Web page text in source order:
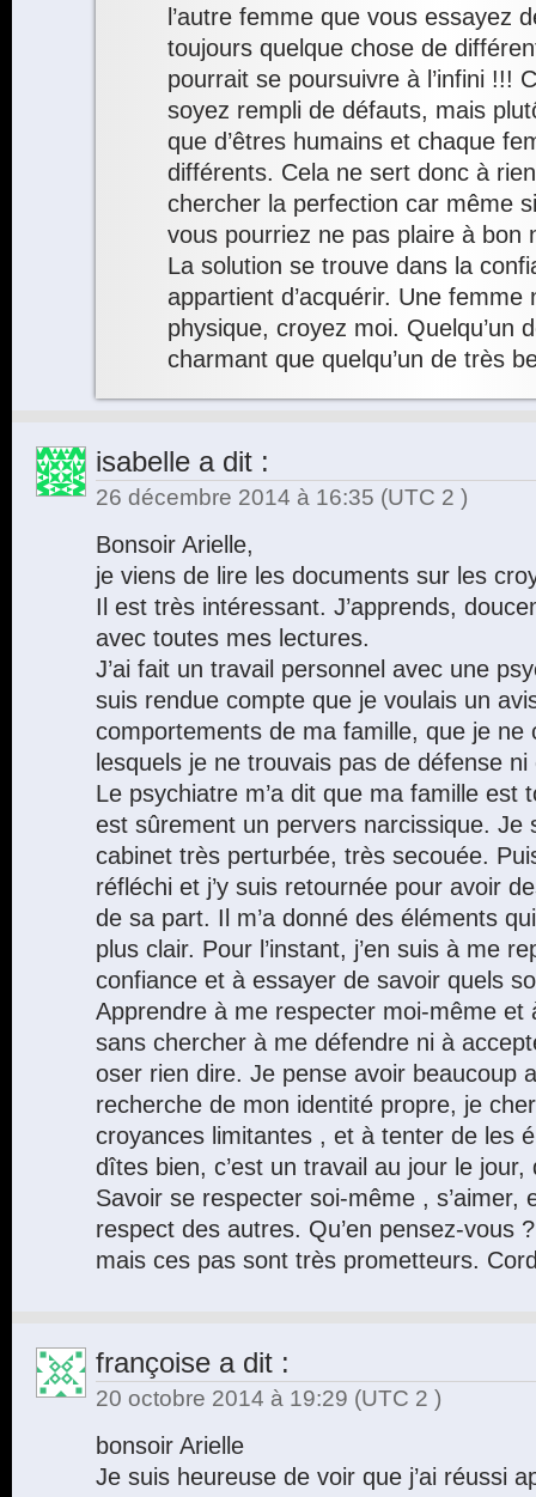
l’autre femme que vous essayez
toujours quelque chose de
pourrait se poursuivre à l’infini !!!
soyez rempli de défauts, mais
que d’êtres humains et chaque
différents. Cela ne sert donc à
chercher la perfection car même
vous pourriez ne pas plaire à bon
La solution se trouve dans la
appartient d’acquérir. Une
physique, croyez moi. Quelqu’un
charmant que quelqu’un de très
isabelle a dit :
26 décembre 2014 à 16:35 (UTC 2 )
Bonsoir Arielle,
je viens de lire les documents sur les
Il est très intéressant. J’apprends,
avec toutes mes lectures.
J’ai fait un travail personnel avec une
suis rendue compte que je voulais un
comportements de ma famille, que je ne
lesquels je ne trouvais pas de défense
Le psychiatre m’a dit que ma famille est
est sûrement un pervers narcissique. Je
cabinet très perturbée, très secouée.
réfléchi et j’y suis retournée pour avoir
de sa part. Il m’a donné des éléments
plus clair. Pour l’instant, j’en suis à me
confiance et à essayer de savoir quels
Apprendre à me respecter moi-même et
sans chercher à me défendre ni à
oser rien dire. Je pense avoir beaucoup
recherche de mon identité propre, je
croyances limitantes , et à tenter de les
dîtes bien, c’est un travail au jour le jour,
Savoir se respecter soi-même , s’aimer,
respect des autres. Qu’en pensez-vous
mais ces pas sont très prometteurs.
françoise a dit :
20 octobre 2014 à 19:29 (UTC 2 )
bonsoir Arielle
Je suis heureuse de voir que j’ai réussi